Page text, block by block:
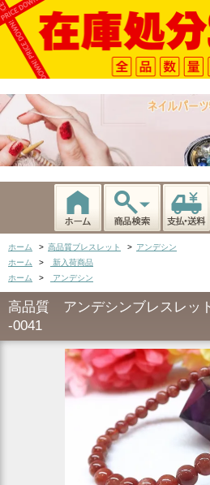
ホーム > 高品質ブレスレット > アンデシン
ホーム
>
新入荷商品
ホーム
> アンデシン
高品質 アンデシンブレスレ
-0041